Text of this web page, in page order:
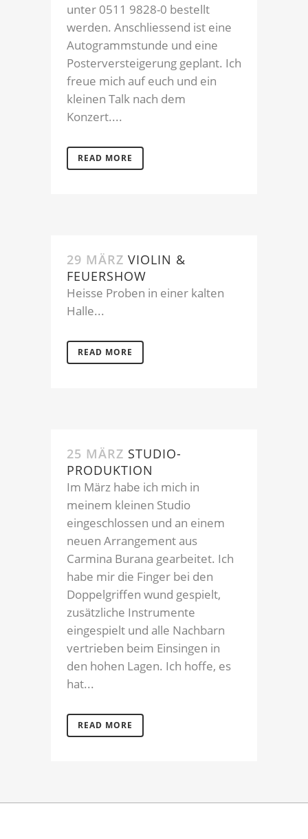
unter 0511 9828-0 bestellt
werden. Anschliessend ist eine
Autogrammstunde und eine
Posterversteigerung geplant. Ich
freue mich auf euch und ein
kleinen Talk nach dem
Konzert....
READ MORE
29 MÄRZ VIOLIN &
FEUERSHOW
Heisse Proben in einer kalten
Halle...
READ MORE
25 MÄRZ STUDIO-
PRODUKTION
Im März habe ich mich in
meinem kleinen Studio
eingeschlossen und an einem
neuen Arrangement aus
Carmina Burana gearbeitet. Ich
habe mir die Finger bei den
Doppelgriffen wund gespielt,
zusätzliche Instrumente
eingespielt und alle Nachbarn
vertrieben beim Einsingen in
den hohen Lagen. Ich hoffe, es
hat...
READ MORE